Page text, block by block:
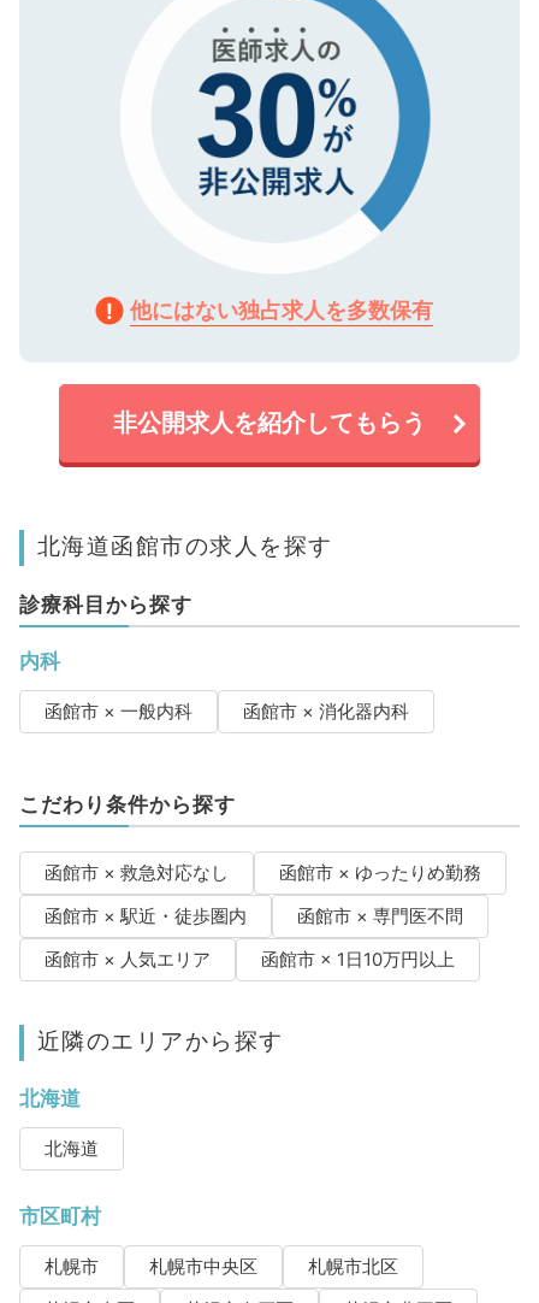
他にはない独占求人を多数保有
非公開求人を紹介してもらう
北海道函館市の求人を探す
診療科目から探す
内科
函館市 × 一般内科 函館市 × 消化器内科
こだわり条件から探す
函館市 × 救急対応なし
函館市 × ゆったりめ勤務
函館市 × 駅近・徒歩圏内
函館市 × 専門医不問
函館市 × 人気エリア
函館市 × 1日10万円以上
近隣のエリアから探す
北海道
北海道
市区町村
札幌市 札幌市中央区
札幌市北区